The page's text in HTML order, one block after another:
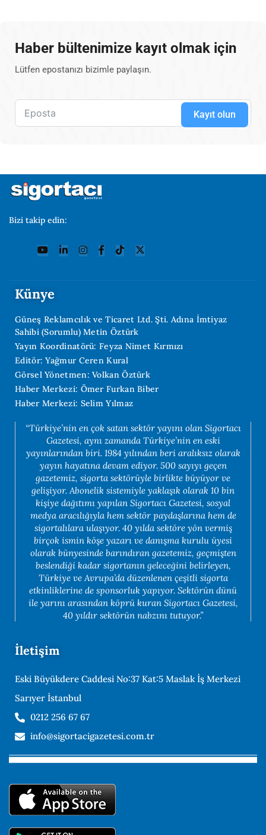
Haber bültenimize kayıt olmak için
Lütfen epostanızı bizimle paylaşın.
Kayıt olun
Bizi takip edin:
Künye
Güneş Reklamcılık ve Ticaret Ltd. Şti. Adına İmtiyaz
Sahibi (Sorumlu) Metin Öztürk
Yayın Koordinatörü: Feyza Nimet Kırmızı
Editör: Yağmur Ceren Kural
Görsel Yönetmen: Volkan Öztürk
Haber Merkezi: Ömer Furkan Biber
Haber Merkezi: Selim Yılmaz
“Türkiye’nin en çok satan sektör yayını olan Sigortacı
Gazetesi, aynı zamanda Türkiye’nin en eski
yayınlarından biri. 1984 yılından beri aralıksız olarak
yayın hayatına devam ediyor. 500 sayıyı geçen
gazetemiz, sigorta sektörüyle birlikte büyüyor ve
gelişiyor. Abonelik sistemiyle yaklaşık olarak 10 bin
kişiye dağıtımı yapılan Sigortacı Gazetesi, sosyal
medya aracılığıyla hem sektör paydaşlarına hem de
sigortalılara ulaşıyor. 40 yılda sektöre yön vermiş
birçok ismin köşe yazarı ve danışma kurulu üyesi
olarak bünyesinde barındıran gazetemiz, geçmişten
beslendiği kadar sigortanın geleceğini belirleyen,
Türkiye ve Avrupa’da düzenlenen çeşitli sigorta
etkinliklerine de sponsorluk yapıyor. Sektörün dünü
ile yarını arasından köprü kuran Sigortacı Gazetesi,
40 yıldır sektörün nabzını tutuyor.”
İletişim
Eski Büyükdere Caddesi No:37 Kat:5 Maslak İş Merkezi
Sarıyer İstanbul
0212 256 67 67
info@sigortacigazetesi.com.tr